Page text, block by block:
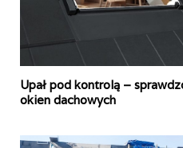
Upał pod kontrolą –
okien dachowych